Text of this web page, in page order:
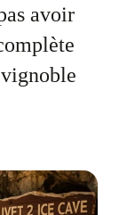
avoir